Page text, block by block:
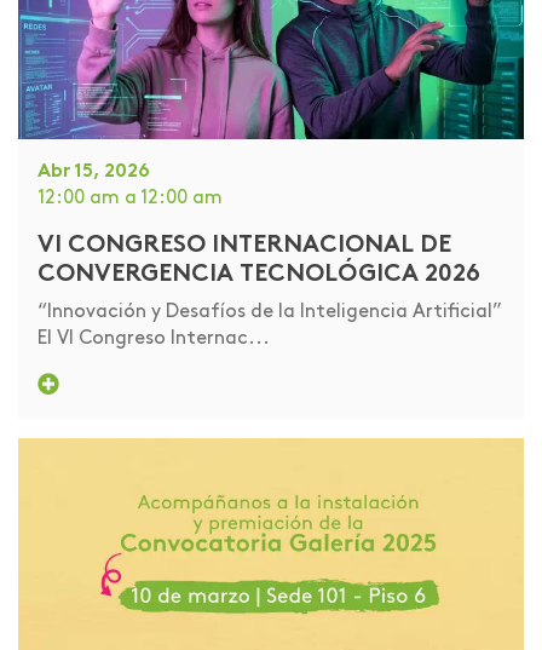
Abr 15, 2026
12:00 am a 12:00 am
VI CONGRESO INTERNACIONAL DE
CONVERGENCIA TECNOLÓGICA 2026
“Innovación y Desafíos de la Inteligencia Artificial”
El VI Congreso Internac...